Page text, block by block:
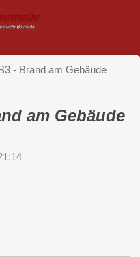
- Brand am Gebäude
am Gebäude